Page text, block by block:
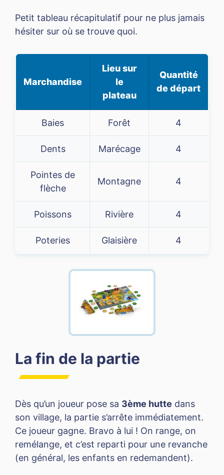
Petit tableau récapitulatif pour ne plus jamais
hésiter sur où se trouve quoi.
Marchandise
Lieu sur
le
plateau
Quantité
de départ
Baies Forêt 4
Dents Marécage 4
Pointes de
flèche
Montagne 4
Poissons Rivière 4
Poteries Glaisière 4
La fin de la partie
Dès qu’un joueur pose sa 3ème hutte dans
son village, la partie s’arrête immédiatement.
Ce joueur gagne. Bravo à lui ! On range, on
remélange, et c’est reparti pour une revanche
(en général, les enfants en redemandent).